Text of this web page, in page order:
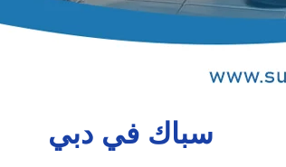
سباك في دبي